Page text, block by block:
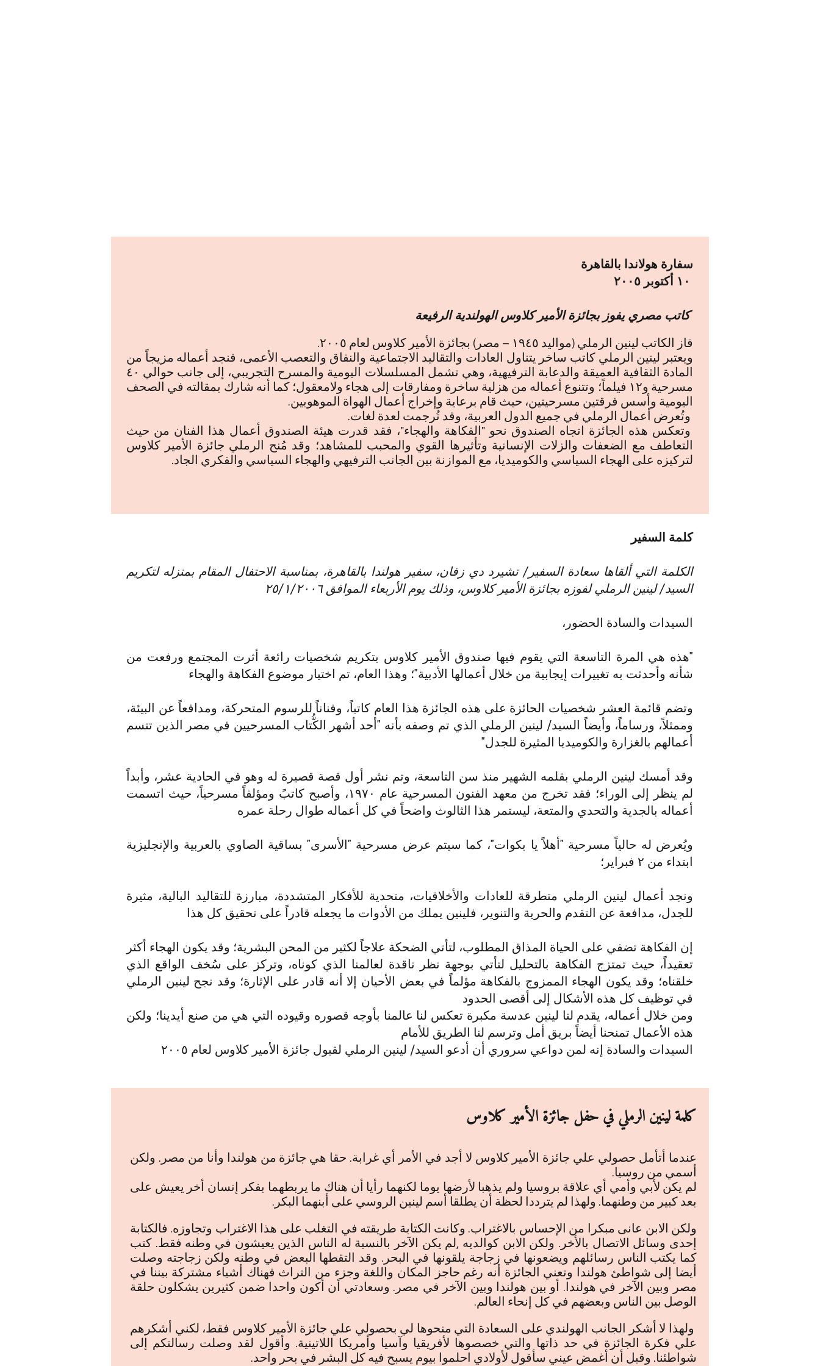
سفارة هولاندا بالقاهرة
كاتب مصري يفوز بجائزة الأمير كلاوس الهولندية الرفيعة
فاز الكاتب لينين الرملي (مواليد ١٩٤٥ – مصر) بجائزة الأمير كلاوس لعام ٢٠٠٥.
ويعتبر لينين الرملي كاتب ساخر يتناول العادات والتقاليد الاجتماعية والنفاق والتعصب الأعمى، فنجد أعماله مزيجاً من
المادة الثقافية العميقة والدعابة الترفيهية، وهي تشمل المسلسلات اليومية والمسرح التجريبي، إلى جانب حوالي ٤٠
مسرحية و١٢ فيلماً؛ وتتنوع أعماله من هزلية ساخرة ومفارقات إلى هجاء ولامعقول؛ كما أنه شارك بمقالته في الصحف
اليومية وأسس فرقتين مسرحيتين، حيث قام برعاية وإخراج أعمال الهواة الموهوبين.
وتُعرض أعمال الرملي في جميع الدول العربية، وقد تُرجمت لعدة لغات.
وتعكس هذه الجائزة اتجاه الصندوق نحو "الفكاهة والهجاء"، فقد قدرت هيئة الصندوق أعمال هذا الفنان من حيث
التعاطف مع الضعفات والزلات الإنسانية وتأثيرها القوي والمحبب للمشاهد؛ وقد مُنح الرملي جائزة الأمير كلاوس
لتركيزه على الهجاء السياسي والكوميديا، مع الموازنة بين الجانب الترفيهي والهجاء السياسي والفكري الجاد.
كلمة السفير
الكلمة التي ألقاها سعادة السفير/ تشيرد دي زفان، سفير هولندا بالقاهرة، بمناسبة الاحتفال المقام بمنزله لتكريم
السيد/ لينين الرملي لفوزه بجائزة الأمير كلاوس، وذلك يوم الأربعاء الموافق ٢٥/١/٢٠٠٦
السيدات والسادة الحضور،
"هذه هي المرة التاسعة التي يقوم فيها صندوق الأمير كلاوس بتكريم شخصيات رائعة أثرت المجتمع ورفعت من
شأنه وأحدثت به تغييرات إيجابية من خلال أعمالها الأدبية"؛ وهذا العام، تم اختيار موضوع الفكاهة والهجاء
وتضم قائمة العشر شخصيات الحائزة على هذه الجائزة هذا العام كاتباً، وفناناً للرسوم المتحركة، ومدافعاً عن البيئة،
وممثلاً، ورساماً، وأيضاً السيد/ لينين الرملي الذي تم وصفه بأنه "أحد أشهر الكُّتاب المسرحيين في مصر الذين تتسم
أعمالهم بالغزارة والكوميديا المثيرة للجدل"
وقد أمسك لينين الرملي بقلمه الشهير منذ سن التاسعة، وتم نشر أول قصة قصيرة له وهو في الحادية عشر، وأبداً
لم ينظر إلى الوراء؛ فقد تخرج من معهد الفنون المسرحية عام ١٩٧٠، وأصبح كاتبً ومؤلفاً مسرحياً، حيث اتسمت
أعماله بالجدية والتحدي والمتعة، ليستمر هذا الثالوث واضحاً في كل أعماله طوال رحلة عمره
ويُعرض له حالياً مسرحية "أهلاً يا بكوات"، كما سيتم عرض مسرحية "الأسرى" بساقية الصاوي بالعربية والإنجليزية
ابتداء من ٢ فبراير؛
ونجد أعمال لينين الرملي متطرقة للعادات والأخلاقيات، متحدية للأفكار المتشددة، مبارزة للتقاليد البالية، مثيرة
للجدل، مدافعة عن التقدم والحرية والتنوير، فلينين يملك من الأدوات ما يجعله قادراً على تحقيق كل هذا
إن الفكاهة تضفي على الحياة المذاق المطلوب، لتأتي الضحكة علاجاً لكثير من المحن البشرية؛ وقد يكون الهجاء أكثر
تعقيداً، حيث تمتزج الفكاهة بالتحليل لتأتي بوجهة نظر ناقدة لعالمنا الذي كوناه، وتركز على سُخف الواقع الذي
خلقناه؛ وقد يكون الهجاء الممزوج بالفكاهة مؤلماً في بعض الأحيان إلا أنه قادر على الإثارة؛ وقد نجح لينين الرملي
في توظيف كل هذه الأشكال إلى أقصى الحدود
ومن خلال أعماله، يقدم لنا لينين عدسة مكبرة تعكس لنا عالمنا بأوجه قصوره وقيوده التي هي من صنع أيدينا؛ ولكن
هذه الأعمال تمنحنا أيضاً بريق أمل وترسم لنا الطريق للأمام
السيدات والسادة إنه لمن دواعي سروري أن أدعو السيد/ لينين الرملي لقبول جائزة الأمير كلاوس لعام ٢٠٠٥
كلمة لينين الرملي في حفل جائزة الأمير كلاوس
عندما أتأمل حصولي علي جائزة الأمير كلاوس لا أجد في الأمر أي غرابة. حقا هي جائزة من هولندا وأنا من مصر. ولكن
أسمي من روسيا.
لم يكن لأبي وأمي أي علاقة بروسيا ولم يذهبا لأرضها يوما لكنهما رأيا أن هناك ما يربطهما بفكر إنسان أخر يعيش على
بعد كبير من وطنهما. ولهذا لم يترددا لحظة أن يطلقا أسم لينين الروسي على أبنهما البكر.
ولكن الابن عانى مبكرا من الإحساس بالاغتراب. وكانت الكتابة طريقته في التغلب على هذا الاغتراب وتجاوزه. فالكتابة
إحدى وسائل الاتصال بالأخر. ولكن الابن كوالديه ,لم يكن الآخر بالنسبة له الناس الذين يعيشون في وطنه فقط. كتب
كما يكتب الناس رسائلهم ويضعونها في زجاجة يلقونها في البحر. وقد التقطها البعض في وطنه ولكن زجاجته وصلت
أيضا إلى شواطئ هولندا وتعني الجائزة أنه رغم حاجز المكان واللغة وجزء من التراث فهناك أشياء مشتركة بيننا في
مصر وبين الآخر في هولندا. أو بين هولندا وبين الآخر في مصر. وسعادتي أن أكون واحدا ضمن كثيرين يشكلون حلقة
الوصل بين الناس وبعضهم في كل إنحاء العالم.
ولهذا لا أشكر الجانب الهولندي على السعادة التي منحوها لي بحصولي علي جائزة الأمير كلاوس فقط، لكني أشكرهم
علي فكرة الجائزة في حد ذاتها والتي خصصوها لأفريقيا وآسيا وأمريكا اللاتينية. وأقول لقد وصلت رسالتكم إلى
شواطئنا. وقبل أن أغمض عيني سأقول لأولادي احلموا بيوم يسبح فيه كل البشر في بحر واحد.